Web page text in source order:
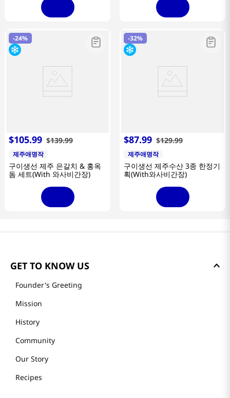
-24%
$105.99 $139.99
제주애명작
구이생선 제주 은갈치 & 홍옥
돔 세트(With 와사비간장)
-32%
$87.99 $129.99
제주애명작
구이생선 제주수산 3종 한정기
획(With와사비간장)
GET TO KNOW US
Founder's Greeting
Mission
History
Community
Our Story
Recipes